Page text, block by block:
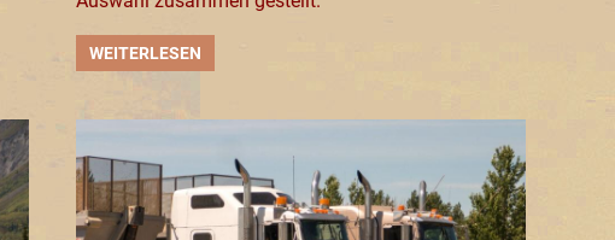
WEITERLESEN